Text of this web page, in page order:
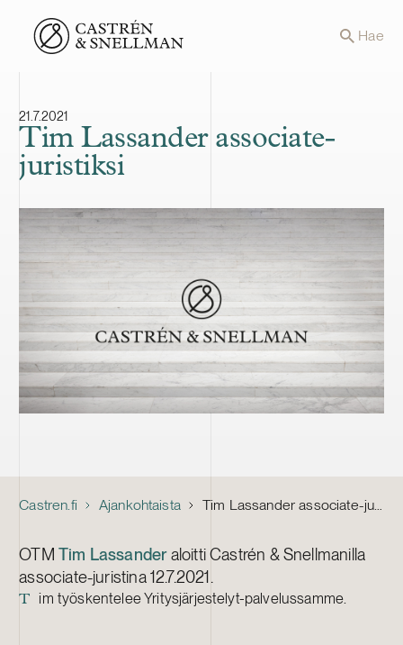
Front page Hae
21.7.2021
Tim Lassander associate-
juristiksi
Castren.fi Ajankohtaista Tim Lassander associate-juristiksi
OTMTim Lassanderaloitti Castrén & Snellmanilla
associate-juristina 12.7.2021.
T im työskentelee Yritysjärjestelyt-palvelussamme.